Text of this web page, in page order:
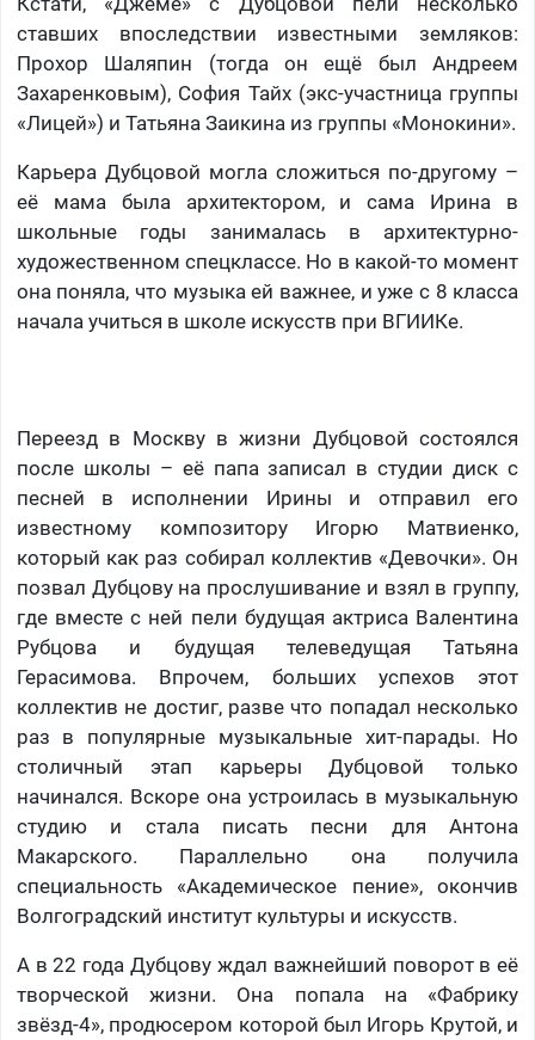
ставших впоследствии известными земляков:
Прохор Шаляпин (тогда он ещё был Андреем
Захаренковым), София Тайх (экс-участница группы
«Лицей») и Татьяна Заикина из группы «Монокини».
Карьера Дубцовой могла сложиться по-другому –
её мама была архитектором, и сама Ирина в
школьные годы занималась в архитектурно-
художественном спецклассе. Но в какой-то момент
она поняла, что музыка ей важнее, и уже с 8 класса
начала учиться в школе искусств при ВГИИКе.
Переезд в Москву в жизни Дубцовой состоялся
после школы – её папа записал в студии диск с
песней в исполнении Ирины и отправил его
известному композитору Игорю Матвиенко,
который как раз собирал коллектив «Девочки». Он
позвал Дубцову на прослушивание и взял в группу,
где вместе с ней пели будущая актриса Валентина
Рубцова и будущая телеведущая Татьяна
Герасимова. Впрочем, больших успехов этот
коллектив не достиг, разве что попадал несколько
раз в популярные музыкальные хит-парады. Но
столичный этап карьеры Дубцовой только
начинался. Вскоре она устроилась в музыкальную
студию и стала писать песни для Антона
Макарского. Параллельно она получила
специальность «Академическое пение», окончив
Волгоградский институт культуры и искусств.
А в 22 года Дубцову ждал важнейший поворот в её
творческой жизни. Она попала на «Фабрику
звёзд-4», продюсером которой был Игорь Крутой, и